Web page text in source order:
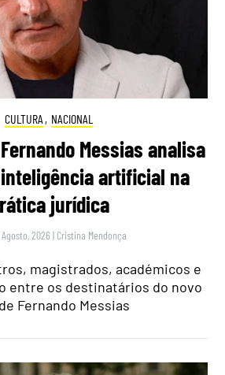
CULTURA , NACIONAL
Messias analisa
artificial na
jurídica
2026 | Cristina Mendonça
magistrados, académicos e
entre os destinatários do novo
Fernando Messias